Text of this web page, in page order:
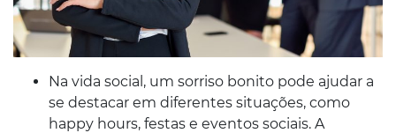
Na vida social, um sorriso bonito pode ajudar a
se destacar em diferentes situações, como
happy hours, festas e eventos sociais. A